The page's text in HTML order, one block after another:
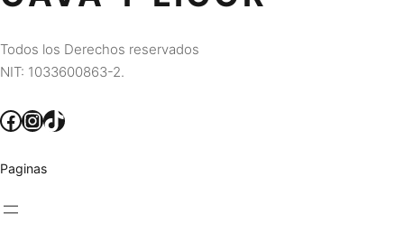
Todos los Derechos reservados
NIT: 1033600863-2.
Facebook InstagramTikTok
Paginas